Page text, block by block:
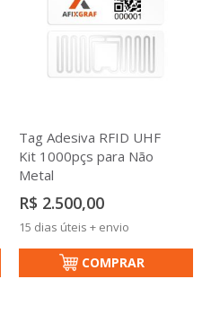
Tag Adesiva RFID UHF
Kit 1000pçs para Não
Metal
R$ 2.500,00
15 dias úteis + envio
COMPRAR